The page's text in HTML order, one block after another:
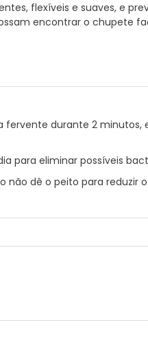
flexíveis e suaves, e
encontrar o chupete
durante 2
para eliminar possíveis
dê o peito para reduzir